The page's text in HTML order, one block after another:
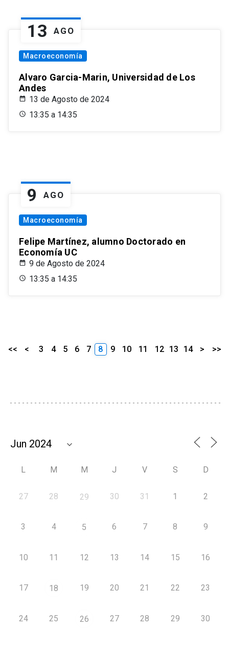
13 AGO
Macroeconomía
Alvaro Garcia-Marin, Universidad de Los
Andes
13 de Agosto de 2024
13:35 a 14:35
9 AGO
Macroeconomía
Felipe Martínez, alumno Doctorado en
Economía UC
9 de Agosto de 2024
13:35 a 14:35
<< < 3 4 5 6 7 8 9 10 11 12 13 14 > >>
L M M J V S D
27 28 29 30 31 1 2
3 4 5 6 7 8 9
10 11 12 13 14 15 16
17 18 19 20 21 22 23
24 25 26 27 28 29 30